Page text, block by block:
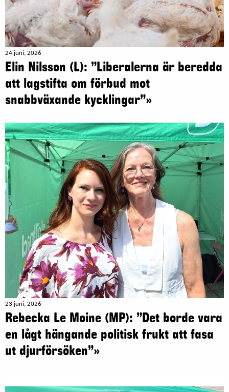
24 juni, 2026
Elin Nilsson (L): ”Liberalerna är beredda
att lagstifta om förbud mot
snabbväxande kycklingar”»
23 juni, 2026
Rebecka Le Moine (MP): ”Det borde vara
en lågt hängande politisk frukt att fasa
ut djurförsöken”»